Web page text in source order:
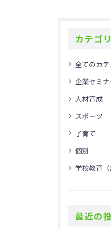
カテゴ
全てのカ
企業セミナ
人材育成
スポーツ
子育て
個別
学校教育（
最近の